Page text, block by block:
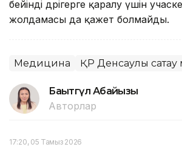
бейінді дәрігерге қаралу үшін
жолдамасы да қажет болмайды.
Медицина ҚР Денсаулық сақтау
Бақытгүл Абайқызы
Авторлар
17:20, 05 Тамыз 2026